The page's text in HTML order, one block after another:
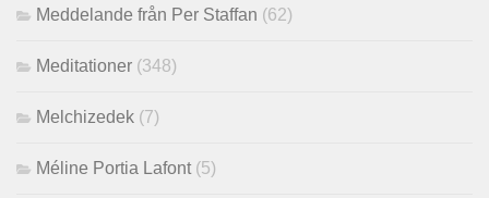
Meddelande från Per Staffan (62)
Meditationer (348)
Melchizedek (7)
Méline Portia Lafont (5)